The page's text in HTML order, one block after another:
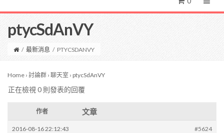
ptycSdAnVY
/ 最新消息 / PTYCSDANVY
Home › 討論群 › 聊天室 › ptycSdAnVY
正在檢視 0 則發表的回覆
作者 文章
2016-08-16 22:12:43 #5624